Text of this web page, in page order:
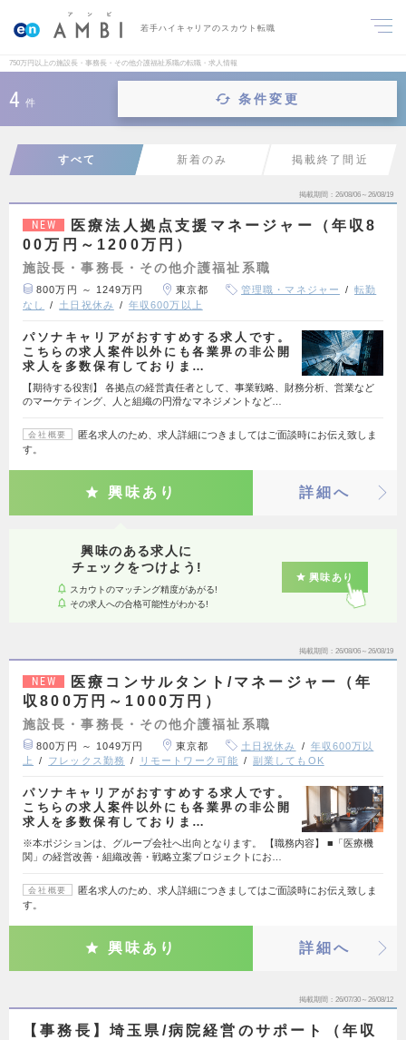
若手ハイキャリアのスカウト転職
750万円以上の施設長・事務長・その他介護福祉系職の転職・求人情報
4 件 条件変更
すべて 新着のみ 掲載終了間近
掲載期間 26/08/06～26/08/19
NEW
医療法人拠点支援マネージャー（年収8
00万円～1200万円）
施設長・事務長・その他介護福祉系職
800万円 ～ 1249万円 東京都 管理職・マネジャー
転勤
なし
土日祝休み 年収600万以上
パソナキャリアがおすすめする求人です。
こちらの求人案件以外にも各業界の非公開
求人を多数保有しておりま…
【期待する役割】 各拠点の経営責任者として、事業戦略、財務分析、営業など
のマーケティング、人と組織の円滑なマネジメントなど…
会社概要
匿名求人のため、求人詳細につきましてはご面談時にお伝え致しま
す。
興味あり 詳細へ
興味のある求人に
チェックをつけよう!
スカウトのマッチング精度があがる!
その求人への合格可能性がわかる!
興味あり
掲載期間 26/08/06～26/08/19
NEW
医療コンサルタント/マネージャー（年
収800万円～1000万円）
施設長・事務長・その他介護福祉系職
800万円 ～ 1049万円 東京都 土日祝休み
年収600万以
上
フレックス勤務 リモートワーク可能 副業してもOK
パソナキャリアがおすすめする求人です。
こちらの求人案件以外にも各業界の非公開
求人を多数保有しておりま…
※本ポジションは、グループ会社へ出向となります。 【職務内容】 ■「医療機
関」の経営改善・組織改善・戦略立案プロジェクトにお…
会社概要
匿名求人のため、求人詳細につきましてはご面談時にお伝え致しま
す。
興味あり 詳細へ
掲載期間 26/07/30～26/08/12
【事務長】埼玉県/病院経営のサポート（年収